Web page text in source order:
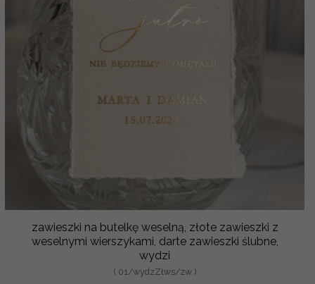
zawieszki na butelkę weselną, złote zawieszki z
weselnymi wierszykami, darte zawieszki ślubne,
wydzi
( 01/wydzZłws/zw )